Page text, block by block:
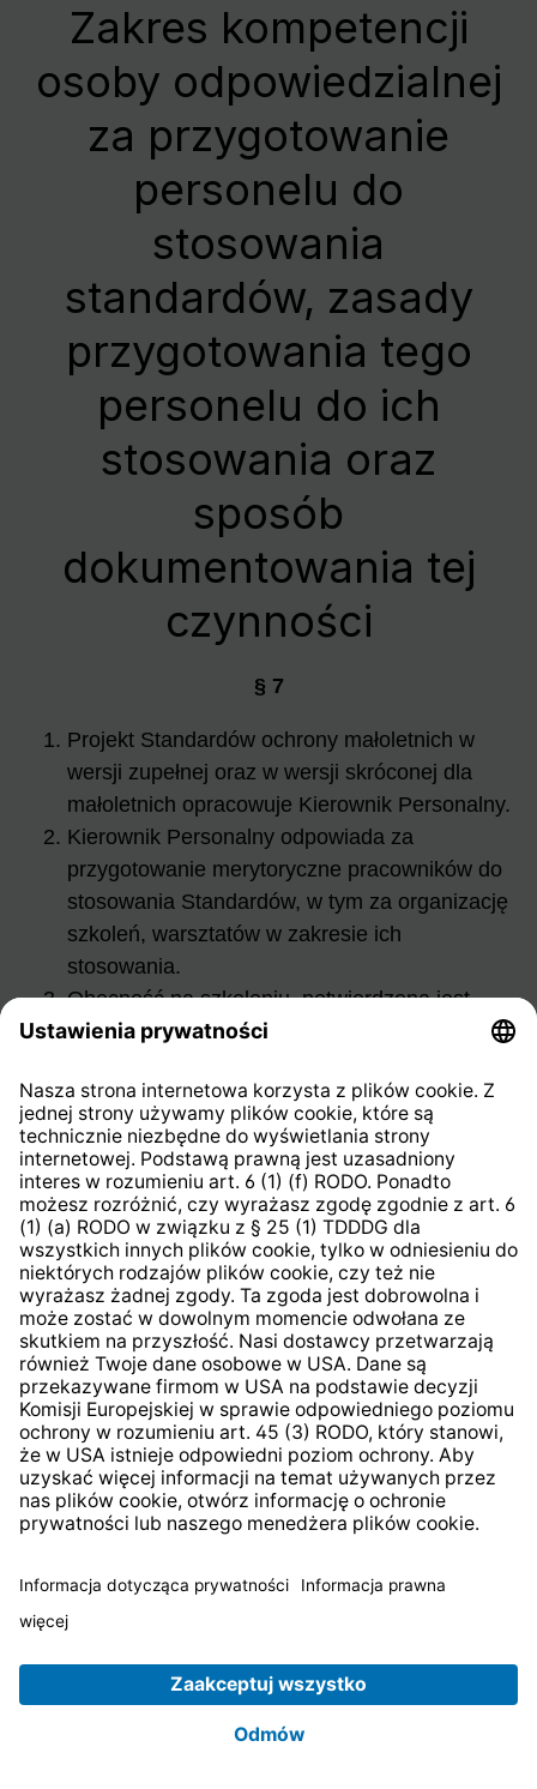
Zakres kompetencji
osoby odpowiedzialnej
za przygotowanie
personelu do
stosowania
standardów, zasady
przygotowania tego
personelu do ich
stosowania oraz
sposób
dokumentowania tej
czynności
§ 7
Projekt Standardów ochrony małoletnich w
wersji zupełnej oraz w wersji skróconej dla
małoletnich opracowuje Kierownik Personalny.
Kierownik Personalny odpowiada za
przygotowanie merytoryczne pracowników do
stosowania Standardów, w tym za organizację
szkoleń, warsztatów w zakresie ich
stosowania.
Obecność na szkoleniu, potwierdzona jest
imienną listą obecności. Szczegółowe zasady
określone są w procedurze P-0082.
§ 8
Przed powierzeniem pracownikowi funkcji
instruktora praktycznej nauki zawodu,
opiekuna praktyk zawodowych/stażu
uczniowskiego, Kierownik Personalny
sprawdza czy pracownik ten figuruje w
Rejestrze Sprawców Przestępstw na Tle
Seksualnym.
Weryfikacji w Rejestrze podlegają: pracownicy
Działu Personalnego, Instruktorzy Praktycznej
Nauki Zawodu oraz opiekunowie praktyk i
osoby biorące udział w procesie kształcenia
małoletniego, wskazani przez Instruktora
praktyk i staży w działach: Montaż
Przewlekany i Testy, Utrzymanie Ruchu,
Magazyn, Logistyka i IT.